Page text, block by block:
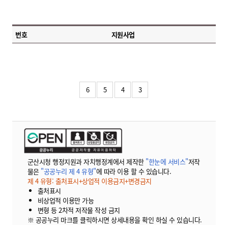
번호 지원사업
6 5 4 3
군산시청 행정지원과 자치행정계에서 제작한 "한눈에 서비스"저작
물은 "공공누리 제 4 유형"에 따라 이용 할 수 있습니다.
제 4 유형: 출처표시+상업적 이용금지+변경금지
출처표시
비상업적 이용만 가능
변형 등 2차적 저작물 작성 금지
※ 공공누리 마크를 클릭하시면 상세내용을 확인 하실 수 있습니다.